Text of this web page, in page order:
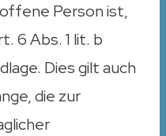
Person ist,
6 Abs. 1 lit. b
Dies gilt auch
die zur